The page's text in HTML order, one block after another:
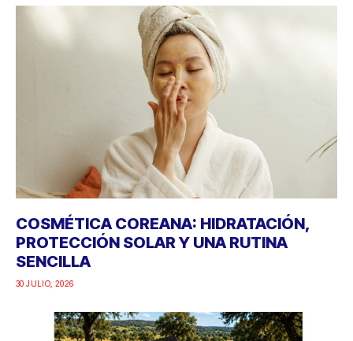
COSMÉTICA COREANA: HIDRATACIÓN,
PROTECCIÓN SOLAR Y UNA RUTINA
SENCILLA
30 JULIO, 2026